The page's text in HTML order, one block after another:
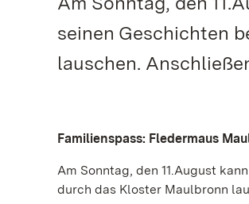
seinen Geschichten
lauschen.
Familienspass: Fledermaus
Am Sonntag, den 11.August
durch das Kloster Maulbronn